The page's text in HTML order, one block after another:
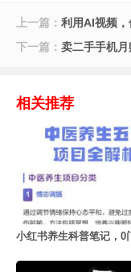
上一篇： 利用AI视频
下一篇： 卖二手手机
相关推荐